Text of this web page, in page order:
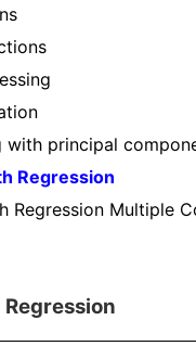
with principal
Regression
Regression Multiple